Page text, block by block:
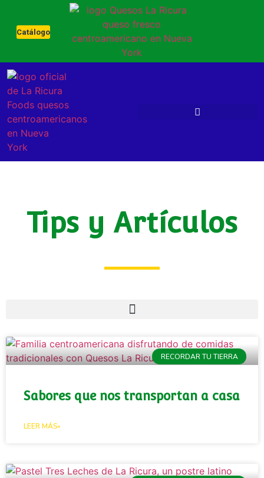
Catálogo
Tips y Artículos
RECORDAR TU TIERRA
Sabores que nos transportan a casa
LEER MÁS»